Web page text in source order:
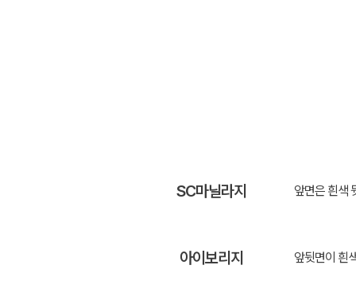
SC마닐라지 앞면은 흰색
아이보리지 앞뒷면이 흰